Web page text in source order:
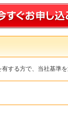
する方で、当社基準を